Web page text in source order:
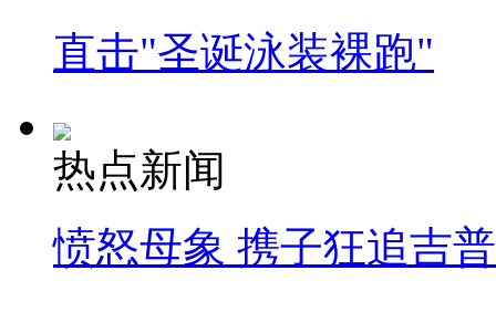
直击"圣诞泳装裸跑"
热点新闻
愤怒母象 携子狂追吉